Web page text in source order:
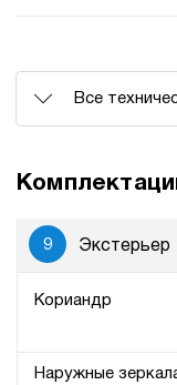
Все
Экстерьер
9
Кориандр
Наружные